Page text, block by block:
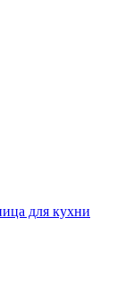
для кухни